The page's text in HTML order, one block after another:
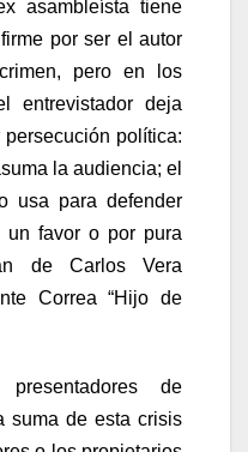
asambleísta tiene
por ser el autor
pero en los
entrevistador deja
política:
la audiencia; el
usa para defender
un favor o por pura
de Carlos Vera
Correa “Hijo de
de
suma de esta crisis